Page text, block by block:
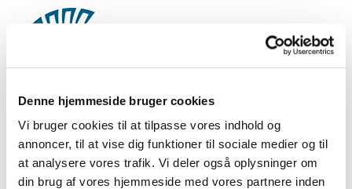
Denne hjemmeside bruger cookies
Vi bruger cookies til at tilpasse vores indhold og
annoncer, til at vise dig funktioner til sociale medier og til
at analysere vores trafik. Vi deler også oplysninger om
din brug af vores hjemmeside med vores partnere inden
Svendborg
Folkeuniversitet